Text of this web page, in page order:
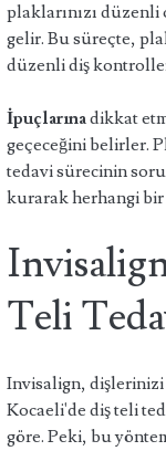
plaklarınızı düzenli
gelir. Bu süreçte,
düzenli diş
İpuçlarınadikkat
geçeceğini belirler.
tedavi sürecinin
kurarak herhangi bir
Teli
Invisalign, dişlerinizi
Kocaeli'de diş teli
göre. Peki, bu